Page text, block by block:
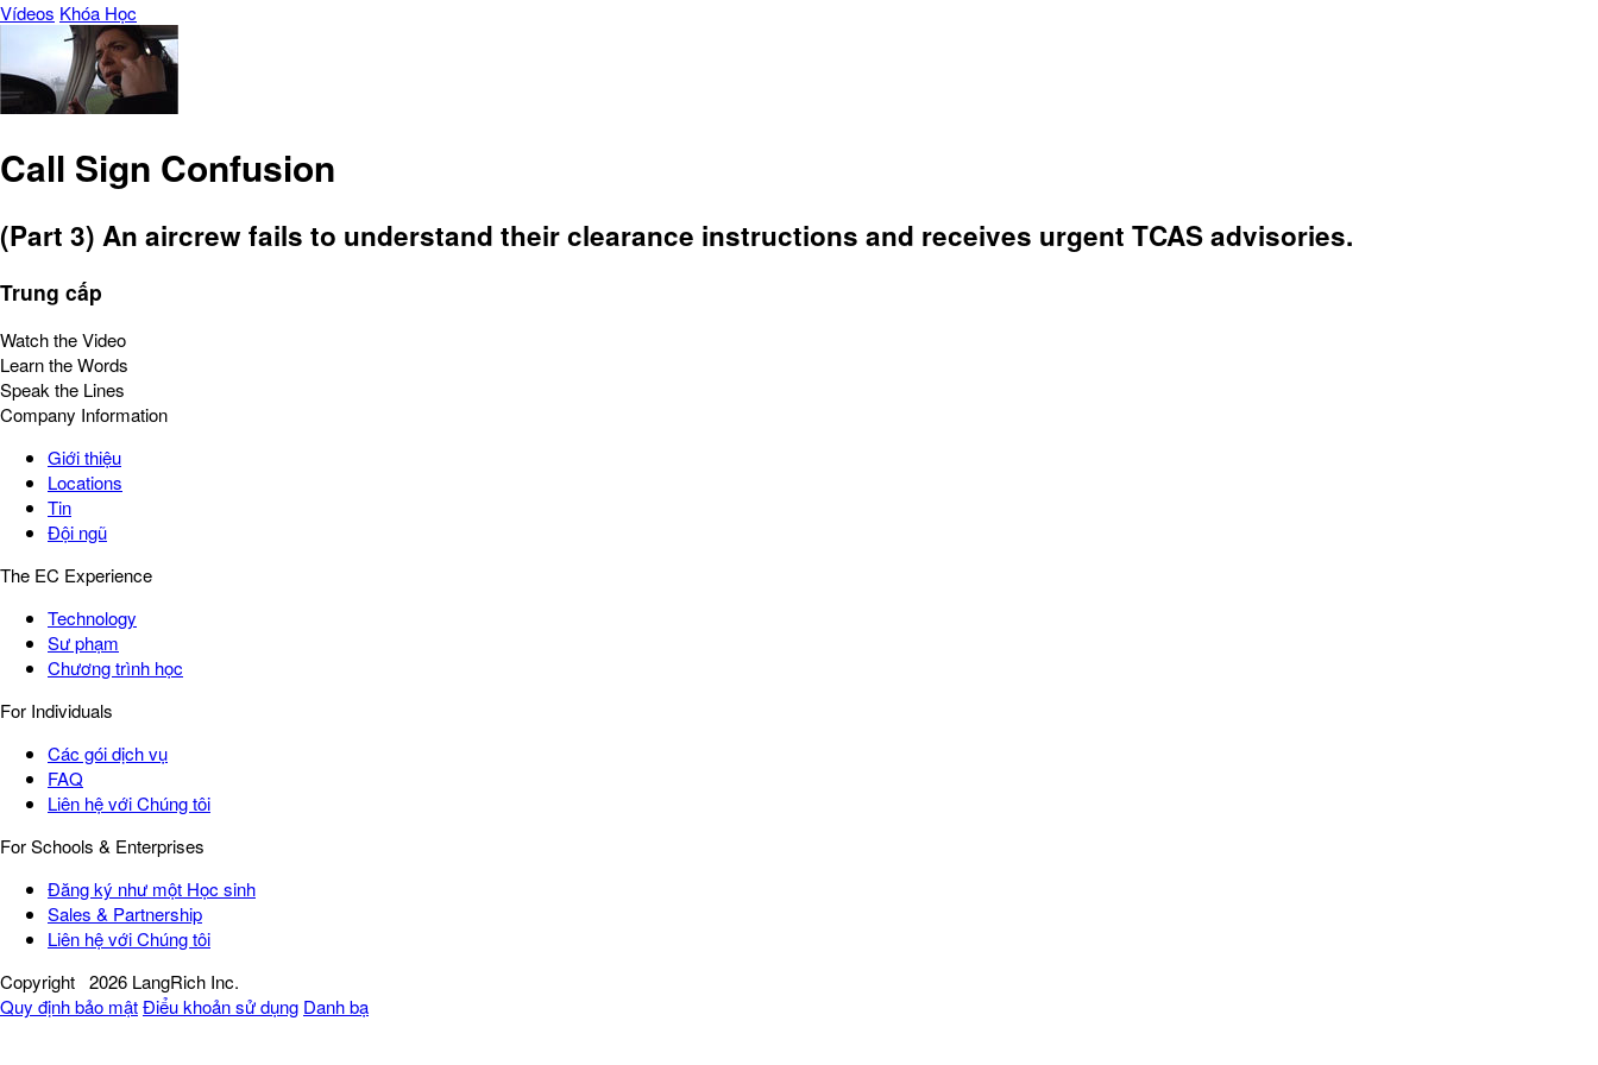
Vídeos Khóa Học
Call Sign Confusion
(Part 3) An aircrew fails to understand their clearance instructions and receives urgent TCAS advisories.
Trung cấp
Watch the Video
Learn the Words
Speak the Lines
Company Information
Giới thiệu
Locations
Tin
Đội ngũ
The EC Experience
Technology
Sư phạm
Chương trình học
For Individuals
Các gói dịch vụ
FAQ
Liên hệ với Chúng tôi
For Schools & Enterprises
Đăng ký như một Học sinh
Sales & Partnership
Liên hệ với Chúng tôi
Copyright 2026 LangRich Inc.
Quy định bảo mậtĐiểu khoản sử dụng Danh bạ